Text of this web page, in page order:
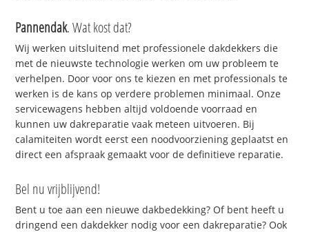
Pannendak. Wat kost dat?
Wij werken uitsluitend met professionele dakdekkers die
met de nieuwste technologie werken om uw probleem te
verhelpen. Door voor ons te kiezen en met professionals te
werken is de kans op verdere problemen minimaal. Onze
servicewagens hebben altijd voldoende voorraad en
kunnen uw dakreparatie vaak meteen uitvoeren. Bij
calamiteiten wordt eerst een noodvoorziening geplaatst en
direct een afspraak gemaakt voor de definitieve reparatie.
Bel nu vrijblijvend!
Bent u toe aan een nieuwe dakbedekking? Of bent heeft u
dringend een dakdekker nodig voor een dakreparatie? Ook